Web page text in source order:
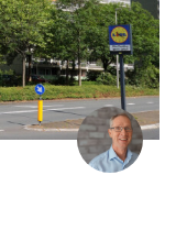
Paul